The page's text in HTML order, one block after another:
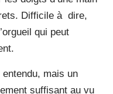
Difficile à dire,
qui peut
mais un
suffisant au vu